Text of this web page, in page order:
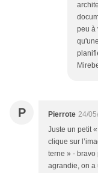
peu à
P Pierrote 24/
Juste un petit
clique sur
terne » - bravo
agrandie, on